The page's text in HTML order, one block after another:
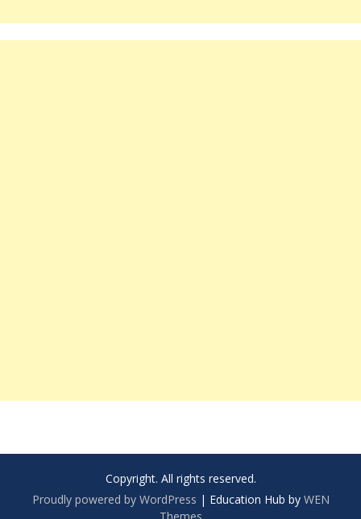
Copyright. All rights reserved.
Proudly powered by WordPress | Education Hub by WEN